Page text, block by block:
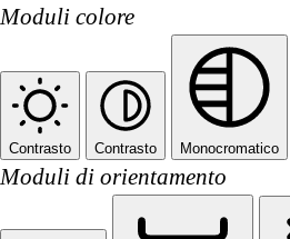
Moduli colore
Contrasto Contrasto Monocromatico
Moduli di orientamento